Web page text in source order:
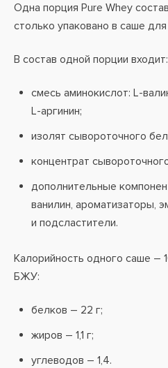
Одна порция Pure Whey
столько упаковано в саше
В состав одной порции входит:
смесь аминокислот: L-
L-аргинин;
изолят сывороточного
концентрат
дополнительные
ванилин, ароматизаторы,
и подсластители.
Калорийность одного саше –
БЖУ:
белков – 22 г;
жиров – 1,1 г;
углеводов – 1,4.